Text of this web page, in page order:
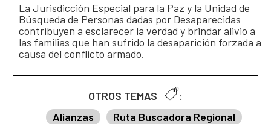
OTROS TEMAS
:
Alianzas
Ruta Buscadora Regional
La Jurisdicción Especial para la Paz y la Unidad de
Búsqueda de Personas dadas por Desaparecidas
contribuyen a esclarecer la verdad y brindar alivio a
las familias que han sufrido la desaparición forzada a
causa del conflicto armado.